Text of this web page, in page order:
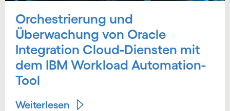
Orchestrierung und
Überwachung von Oracle
Integration Cloud-Diensten mit
dem IBM Workload Automation-
Tool
Weiterlesen